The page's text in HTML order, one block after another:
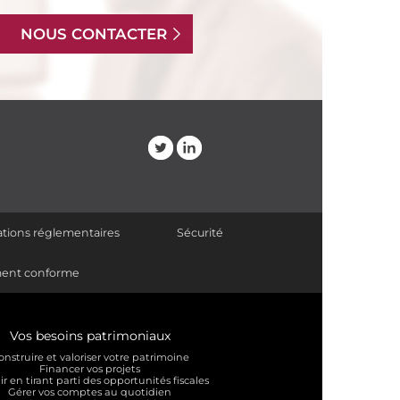
NOUS CONTACTER
réglementaires Sécurité
conforme
Vos besoins patrimoniaux
et valoriser votre patrimoine
Financer vos projets
en tirant parti des opportunités fiscales
Gérer vos comptes au quotidien